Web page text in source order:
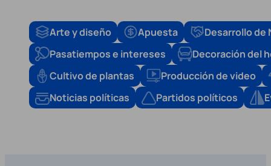
Arte y diseño Apuesta
Desarrollo de
Pasatiempos e intereses
Decoración del
Cultivo de plantas
Producción de video
Noticias políticas
Partidos políticos